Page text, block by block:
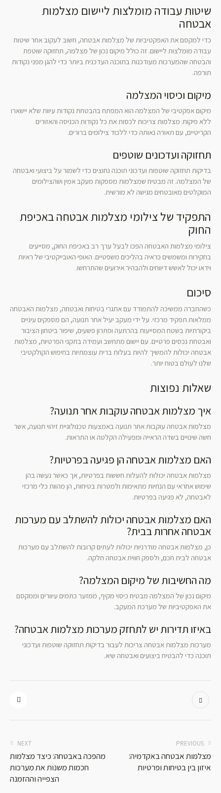
שיטות עבודה מומלצות ליישום מצלמות
אבטחה
כדי למקסם את האפקטיביות של מצלמות אבטחה, חשוב לעקוב אחר שיטות
עבודה מומלצות ליישום. זה כולל מיקום נכון של מצלמה, תחזוקה שוטפת
והבטחה שהמערכות מעודכנות בתוכנה העדכנית ביותר כדי להגן מפני נקודות
תורפה.
מיקום וכיסוי המצלמה
מיקום אפקטיבי של המצלמה הוא המפתח בהבטחת נקודות עיוות שלא יישארו
ללא פיקוח. מצלמות צריכות לכסות את כל נקודות הכניסה והאזורים
הקריטיים, עם תאורה נאותה כדי ללכוד צילומים ברורים.
תחזוקה ועדכונים שוטפים
בדיקות תחזוקה שוטפות ועדכוני תוכנה נחוצים כדי לשמור על ביצועי ואבטחה
של המצלמה. זה מבטיח שמצלמות מספקות מעקב אמין ושהצילומים
המוקלטים מאובטחים מגישה לא מורשית.
התפקיד של צילומי מצלמות אבטחה באכיפת
החוק
צילומי מצלמות האבטחה הפכו לבעל ערך רב באכיפת החוק, מסייעים
בחקירות ומשמשים כראיה בהליכים משפטיים. האופי האובייקטיבי של ראיות
וידאו יכול לאשש דיווחים ולהבהיר אירועים שהתרחשו.
סיכום
כשהחברה ממשיכה להתמודד עם אתגרי בטיחות ואבטחה, מצלמות האבטחה
ממלאות תפקיד מרכזי. על ידי מעקב יעיל אחר תנועה, הם מספקים עיניים
ביקורתיות בשטח המסייעות בהרתעה ופתרון פשעים, שיפור ביטחון הציבור
ואבטחת נכסים פרטיים. עם יישום מתחשב ועמידה בתקני הפרטיות, מצלמות
אבטחה יכולות להמשיך להיות בעלות ברית עוצמתיות בחיפוש הקולקטיבי
שלנו לעולם בטוח יותר.
שאלות נפוצות
איך מצלמות אבטחה עוקבות אחר תנועה?
מצלמות אבטחה עוקבות אחר תנועה באמצעות טכנולוגיית זיהוי תנועה, אשר
חשה שינויים בשדה הראייה ומפעילה הקלטה או התראות.
האם מצלמות אבטחה הן פגיעה בפרטיות?
מצלמות אבטחה יכולות להעלות חששות בפרטיות, אך כאשר נעשה בהן
שימוש אחראי עם הנחיות מתאימות ולמטרות בטיחות, הן מהוות כלי מרכזי
לאבטחה, לא פגיעה בפרטיות.
האם מצלמות אבטחה יכולות להשתלב עם מערכות
אבטחה אחרות בבית?
כן, מצלמות אבטחה מודרניות יכולות לעתים קרובות להשתלב עם מערכות
אבטחה לבית חכם, ולספק חווית אבטחה חלקה.
מה החשיבות של מיקום המצלמה?
מיקום נכון של המצלמה מבטיח כיסוי מקיף, ממזער כתמים עיוורים וממקסם
את האפקטיביות של מערכת המעקב.
באיזו תדירות יש לתחזק מערכות מצלמות אבטחה?
מערכות מצלמות אבטחה צריכות לעבור בדיקות תחזוקה שוטפות ועדכוני
תוכנה כדי להבטיח ביצועים ואבטחה שיא.
PREVIOUS
מצלמות אבטחה באקדמיה:
איזון בין בטיחות ופרטיות
NEXT
מהפכה באבטחה: כיצד מצלמות
חכמות משנות את מערכות
הצפייה וההזמנה